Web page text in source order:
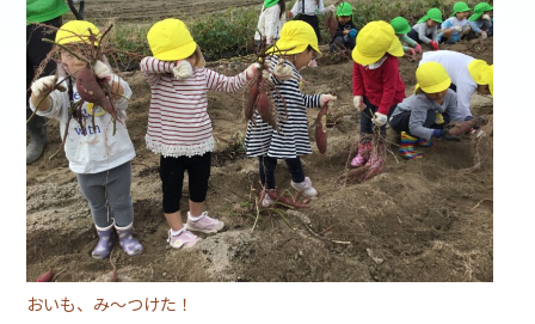
おいも、み～つけた！